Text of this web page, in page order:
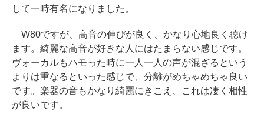
して一時有名になりました。
W80ですが、高音の伸びが良く、かなり心地良く聴け
ます。綺麗な高音が好きな人にはたまらない感じです。
ヴォーカルもハモった時に一人一人の声が混ざるという
よりは重なるといった感じで、分離がめちゃめちゃ良い
です。楽器の音もかなり綺麗にきこえ、これは凄く相性
が良いです。